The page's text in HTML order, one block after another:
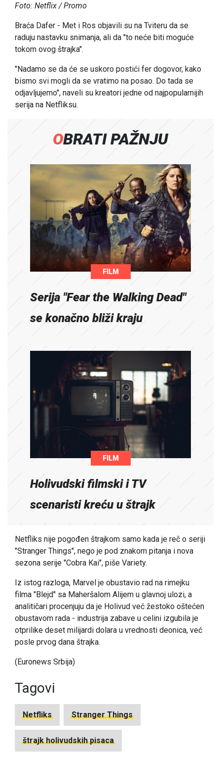
Foto: Netflix / Promo
Braća Dafer - Met i Ros objavili su na Tviteru da se
raduju nastavku snimanja, ali da "to neće biti moguće
tokom ovog štrajka".
"Nadamo se da će se uskoro postići fer dogovor, kako
bismo svi mogli da se vratimo na posao. Do tada se
odjavljujemo", naveli su kreatori jedne od najpopularnijih
serija na Netfliksu.
OBRATI PAŽNJU
FILM
Serija "Fear the Walking Dead"
se konačno bliži kraju
FILM
Holivudski filmski i TV
scenaristi kreću u štrajk
Netfliks nije pogođen štrajkom samo kada je reč o seriji
"Stranger Things", nego je pod znakom pitanja i nova
sezona serije "Cobra Kai", piše Variety.
Iz istog razloga, Marvel je obustavio rad na rimejku
filma "Blejd" sa Maheršalom Alijem u glavnoj ulozi, a
analitičari procenjuju da je Holivud već žestoko oštećen
obustavom rada - industrija zabave u celini izgubila je
otprilike deset milijardi dolara u vrednosti deonica, već
posle prvog dana štrajka.
(Euronews Srbija)
Tagovi
Netfliks Stranger Things
štrajk holivudskih pisaca